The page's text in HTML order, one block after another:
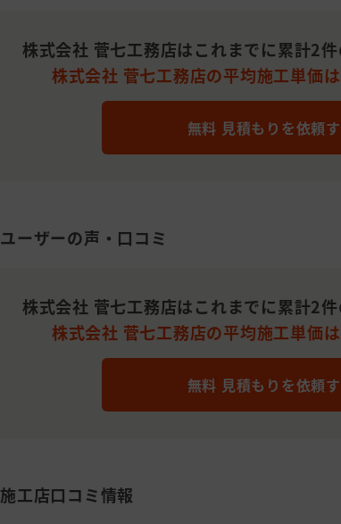
株式会社 菅七工務店はこれまでに累計2件
株式会社 菅七工務店の平均施工単価
無料 見積もりを依頼
ユーザーの声・口コミ
株式会社 菅七工務店はこれまでに累計2件
株式会社 菅七工務店の平均施工単価
無料 見積もりを依頼
施工店口コミ情報